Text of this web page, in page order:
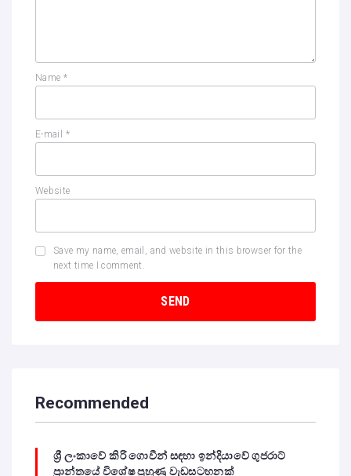
Name *
E-mail *
Website
Save my name, email, and website in this browser for the
next time I comment.
Recommended
ශ්‍රී ලංකාවේ කිරි ගොවීන් සඳහා ඉන්දියාවේ ගුජරාට්
ප්‍රාන්තයේ විශේෂ පුහුණු වැඩසටහනක්